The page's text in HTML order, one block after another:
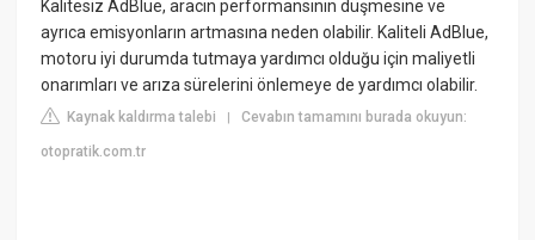
Kalitesiz AdBlue, aracın performansının düşmesine ve
ayrıca emisyonların artmasına neden olabilir. Kaliteli AdBlue,
motoru iyi durumda tutmaya yardımcı olduğu için maliyetli
onarımları ve arıza sürelerini önlemeye de yardımcı olabilir.
Kaynak kaldırma talebi |Cevabın tamamını burada okuyun:
otopratik.com.tr